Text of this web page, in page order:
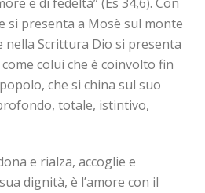
si presenta a Mosè sul monte
nella Scrittura Dio si presenta
colui che è coinvolto fin
che si china sul suo
totale, istintivo,
e rialza, accoglie e
dignità, è l’amore con il